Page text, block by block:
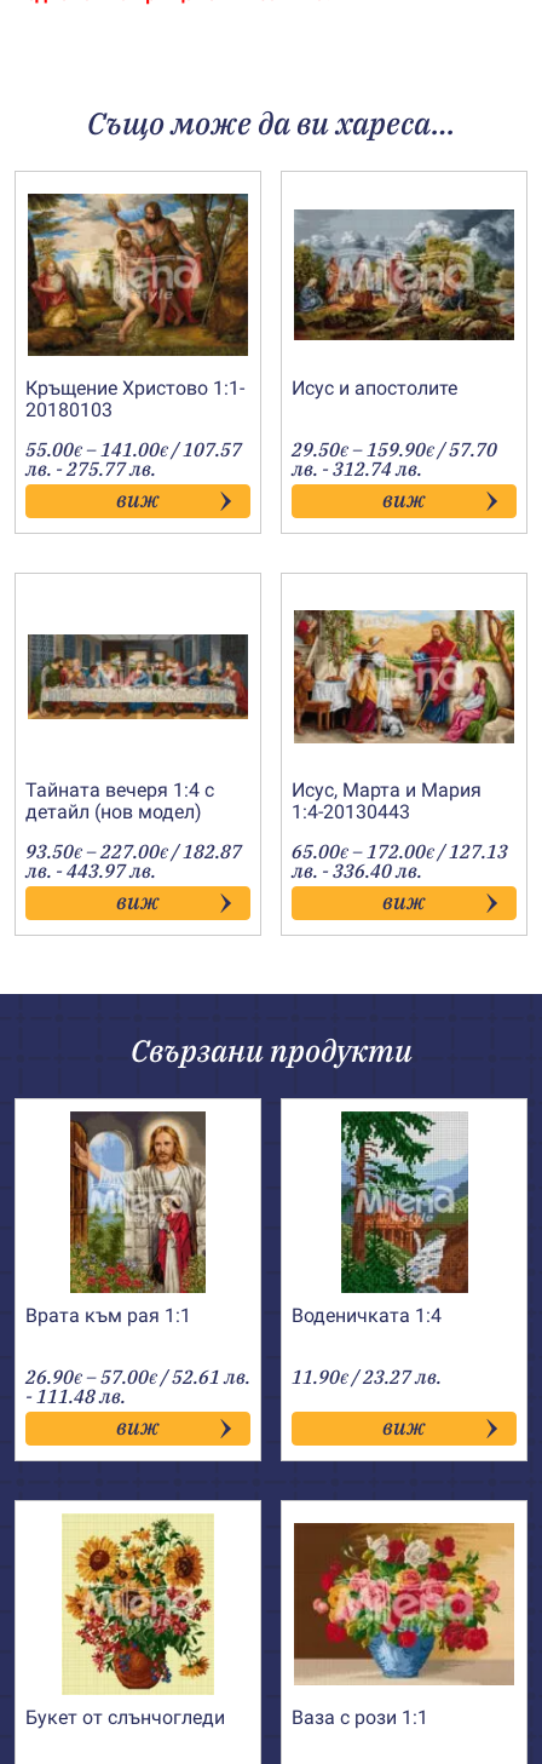
Също може да ви хареса…
Кръщение Христово 1:1-
20180103
55.00€ –141.00€Price
range:
55.00€
through
141.00€
/ 107.57
лв. - 275.77 лв.
виж
Исус и апостолите
29.50€ –159.90€Price
range:
29.50€
through
159.90€
/ 57.70
лв. - 312.74 лв.
виж
Тайната вечеря 1:4 с
детайл (нов модел)
93.50€ –227.00€Price
range:
93.50€
through
227.00€
/ 182.87
лв. - 443.97 лв.
виж
Исус, Марта и Мария
1:4-20130443
65.00€ –172.00€Price
range:
65.00€
through
172.00€
/ 127.13
лв. - 336.40 лв.
виж
Свързани продукти
Врата към рая 1:1
26.90€ –57.00€Price
range:
26.90€
through
57.00€
/ 52.61 лв.
- 111.48 лв.
виж
Воденичката 1:4
11.90€ / 23.27 лв.
виж
Букет от слънчогледи Ваза с рози 1:1